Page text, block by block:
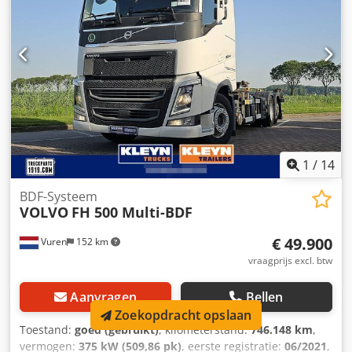
locatie met alle merken. Op onze trucks tot 700.000
kilometer en 7 jaar is tot 1 jaar garantie mogelijk inclusief
afleverbeurt. In ons adviesgesprek zoeken we samen de
best passende financiering. • Scherpe prijzen • Goede
service • Ruime, snel wisselende voorraad • Gekende
kwaliteit • 100+ Jaar fatsoenlijk koopmanschap • APK en
tachograaf ijken • Transport tot aan de deur mogelijk •
Vakkundige technische dienstverlening Bezoek onze
website en bekijk ons complete aanbod Lease mogelijk
1 / 14
Vuren 152 km
BDF-Systeem
VOLVO FH 500 Multi-BDF
€ 49.900
vraagprijs excl. btw
Aanvragen Bellen
Toestand: goed (gebruikt), kilometerstand:746.148 km,
vermogen: 375 kW (509,86 pk), eerste registratie: 06/2021,
Zoekopdracht opslaan